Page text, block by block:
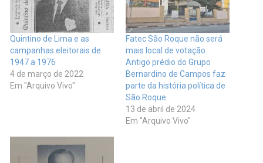
Quintino de Lima e as
campanhas eleitorais de
1947 a 1976
4 de março de 2022
Em "Arquivo Vivo"
Fatec São Roque não será
mais local de votação.
Antigo prédio do Grupo
Bernardino de Campos faz
parte da história política de
São Roque
13 de abril de 2024
Em "Arquivo Vivo"